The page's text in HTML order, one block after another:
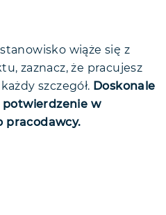
wiąże się z
zaznacz, że pracujesz
szczegół. Doskonale
potwierdzenie w
pracodawcy.